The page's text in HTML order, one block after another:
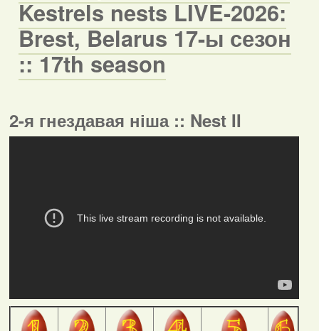
Kestrels nests LIVE-2026:
Brest, Belarus 17-ы сезон
:: 17th season
2-я гнездавая ніша :: Nest II